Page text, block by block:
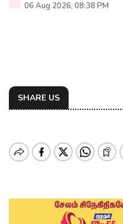
06 Aug 2026, 08:38 PM
SHARE US